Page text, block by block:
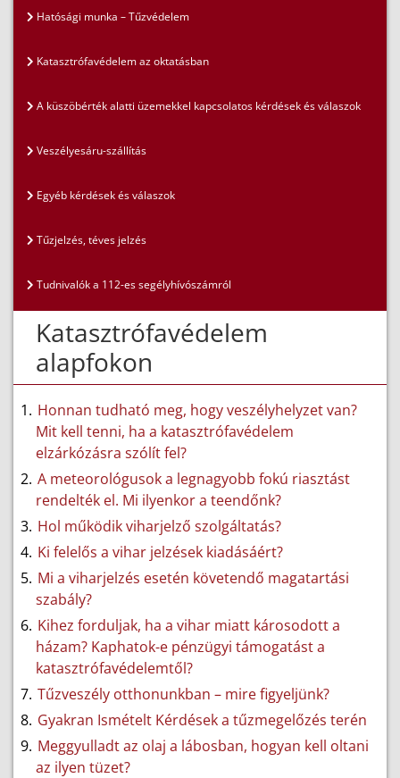
Hatósági munka – Tűzvédelem
Katasztrófavédelem az oktatásban
A küszöbérték alatti üzemekkel kapcsolatos kérdések és válaszok
Veszélyesáru-szállítás
Egyéb kérdések és válaszok
Tűzjelzés, téves jelzés
Tudnivalók a 112-es segélyhívószámról
Katasztrófavédelem
alapfokon
Honnan tudható meg, hogy veszélyhelyzet van?
Mit kell tenni, ha a katasztrófavédelem
elzárkózásra szólít fel?
A meteorológusok a legnagyobb fokú riasztást
rendelték el. Mi ilyenkor a teendőnk?
Hol működik viharjelző szolgáltatás?
Ki felelős a vihar jelzések kiadásáért?
Mi a viharjelzés esetén követendő magatartási
szabály?
Kihez forduljak, ha a vihar miatt károsodott a
házam? Kaphatok-e pénzügyi támogatást a
katasztrófavédelemtől?
Tűzveszély otthonunkban – mire figyeljünk?
Gyakran Ismételt Kérdések a tűzmegelőzés terén
Meggyulladt az olaj a lábosban, hogyan kell oltani
az ilyen tüzet?